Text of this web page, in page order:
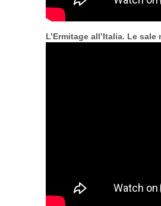
L’Ermitage all’Italia. Le